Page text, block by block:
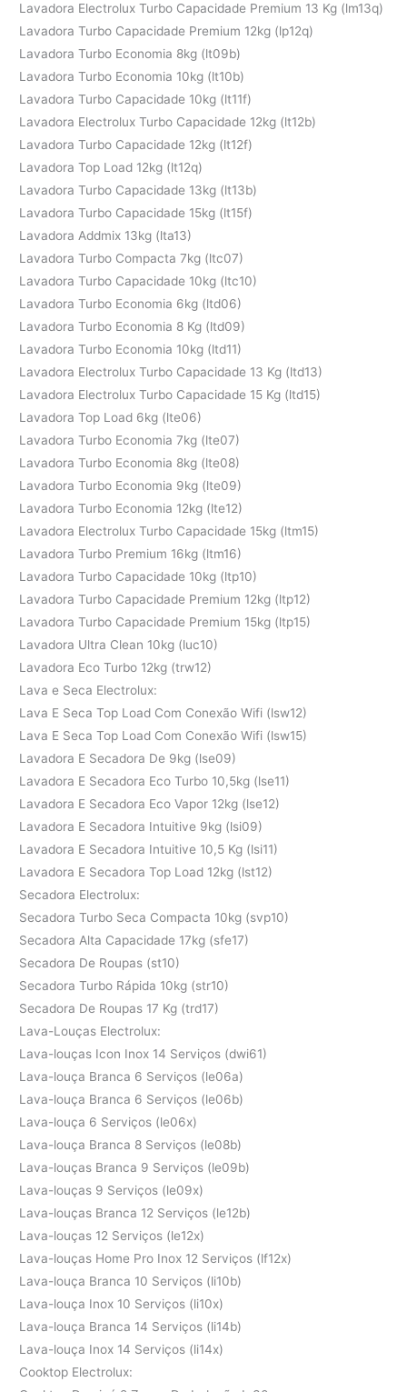
Lavadora Electrolux Turbo Capacidade Premium 13 Kg (lm13q)
Lavadora Turbo Capacidade Premium 12kg (lp12q)
Lavadora Turbo Economia 8kg (lt09b)
Lavadora Turbo Economia 10kg (lt10b)
Lavadora Turbo Capacidade 10kg (lt11f)
Lavadora Electrolux Turbo Capacidade 12kg (lt12b)
Lavadora Turbo Capacidade 12kg (lt12f)
Lavadora Top Load 12kg (lt12q)
Lavadora Turbo Capacidade 13kg (lt13b)
Lavadora Turbo Capacidade 15kg (lt15f)
Lavadora Addmix 13kg (lta13)
Lavadora Turbo Compacta 7kg (ltc07)
Lavadora Turbo Capacidade 10kg (ltc10)
Lavadora Turbo Economia 6kg (ltd06)
Lavadora Turbo Economia 8 Kg (ltd09)
Lavadora Turbo Economia 10kg (ltd11)
Lavadora Electrolux Turbo Capacidade 13 Kg (ltd13)
Lavadora Electrolux Turbo Capacidade 15 Kg (ltd15)
Lavadora Top Load 6kg (lte06)
Lavadora Turbo Economia 7kg (lte07)
Lavadora Turbo Economia 8kg (lte08)
Lavadora Turbo Economia 9kg (lte09)
Lavadora Turbo Economia 12kg (lte12)
Lavadora Electrolux Turbo Capacidade 15kg (ltm15)
Lavadora Turbo Premium 16kg (ltm16)
Lavadora Turbo Capacidade 10kg (ltp10)
Lavadora Turbo Capacidade Premium 12kg (ltp12)
Lavadora Turbo Capacidade Premium 15kg (ltp15)
Lavadora Ultra Clean 10kg (luc10)
Lavadora Eco Turbo 12kg (trw12)
Lava e Seca Electrolux:
Lava E Seca Top Load Com Conexão Wifi (lsw12)
Lava E Seca Top Load Com Conexão Wifi (lsw15)
Lavadora E Secadora De 9kg (lse09)
Lavadora E Secadora Eco Turbo 10,5kg (lse11)
Lavadora E Secadora Eco Vapor 12kg (lse12)
Lavadora E Secadora Intuitive 9kg (lsi09)
Lavadora E Secadora Intuitive 10,5 Kg (lsi11)
Lavadora E Secadora Top Load 12kg (lst12)
Secadora Electrolux:
Secadora Turbo Seca Compacta 10kg (svp10)
Secadora Alta Capacidade 17kg (sfe17)
Secadora De Roupas (st10)
Secadora Turbo Rápida 10kg (str10)
Secadora De Roupas 17 Kg (trd17)
Lava-Louças Electrolux:
Lava-louças Icon Inox 14 Serviços (dwi61)
Lava-louça Branca 6 Serviços (le06a)
Lava-louça Branca 6 Serviços (le06b)
Lava-louça 6 Serviços (le06x)
Lava-louça Branca 8 Serviços (le08b)
Lava-louças Branca 9 Serviços (le09b)
Lava-louças 9 Serviços (le09x)
Lava-louças Branca 12 Serviços (le12b)
Lava-louças 12 Serviços (le12x)
Lava-louças Home Pro Inox 12 Serviços (lf12x)
Lava-louça Branca 10 Serviços (li10b)
Lava-louça Inox 10 Serviços (li10x)
Lava-louça Branca 14 Serviços (li14b)
Lava-louça Inox 14 Serviços (li14x)
Cooktop Electrolux: